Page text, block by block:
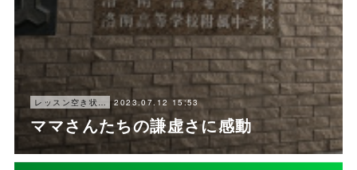
レッスン空き状況 2023.07.12 15:53
ママさんたちの謙虚さに感動